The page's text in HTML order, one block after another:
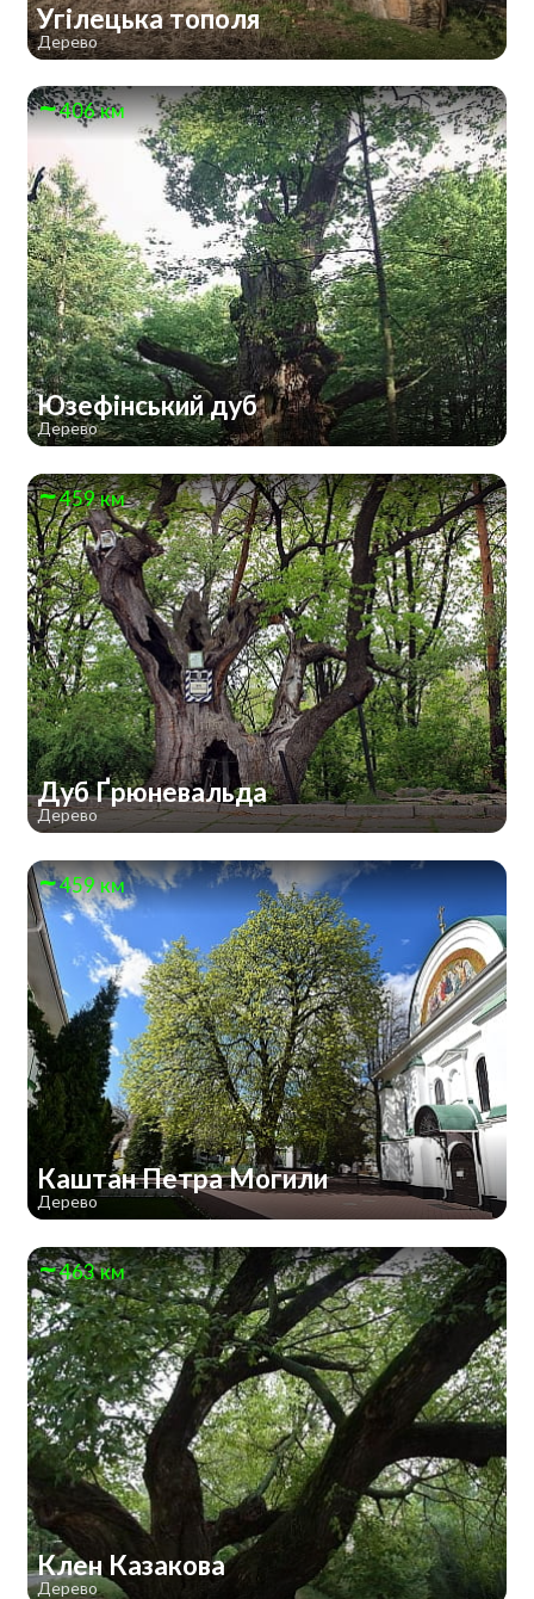
Угілецька тополя
Дерево
406 км
Юзефінський дуб
Дерево
459 км
Дуб Ґрюневальда
Дерево
459 км
Каштан Петра Могили
Дерево
463 км
Клен Казакова
Дерево